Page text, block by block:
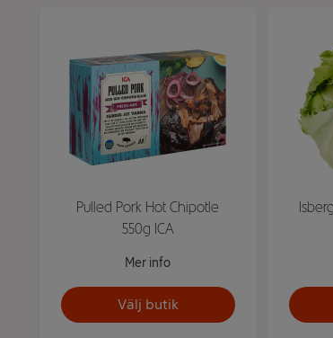
Pulled Pork Hot Chipotle
550g ICA
Mer info
Välj butik